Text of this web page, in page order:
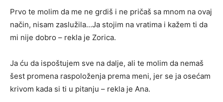
Prvo te molim da me ne grdiš i ne pričaš sa mnom na ovaj
način, nisam zaslužila…Ja stojim na vratima i kažem ti da
mi nije dobro – rekla je Zorica.
Ja ću da ispoštujem sve na dalje, ali te molim da nemaš
šest promena raspoloženja prema meni, jer se ja osećam
krivom kada si ti u pitanju – rekla je Ana.